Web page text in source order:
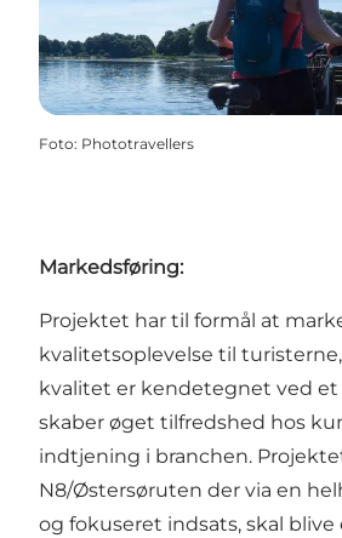
Foto: Phototravellers
Markedsføring:
Projektet har til formål at
kvalitetsoplevelse til
kvalitet er kendetegnet ved et
skaber øget tilfredshed hos
indtjening i branchen.
N8/Østersøruten der via en
og fokuseret indsats, skal blive